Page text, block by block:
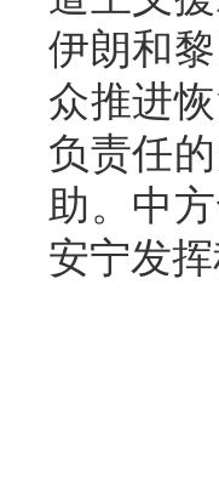
伊朗和
众推进
负责任
助。中
安宁发挥